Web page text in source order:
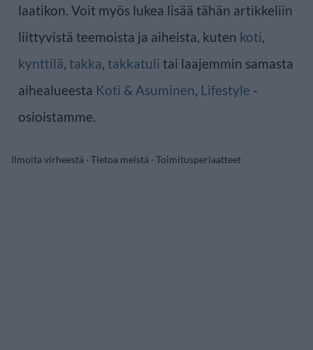
laatikon. Voit myös lukea lisää tähän artikkeliin
liittyvistä teemoista ja aiheista, kuten koti,
kynttilä, takka, takkatuli tai laajemmin samasta
aihealueesta Koti & Asuminen, Lifestyle -
osioistamme.
Ilmoita virheestä · Tietoa meistä · Toimitusperiaatteet